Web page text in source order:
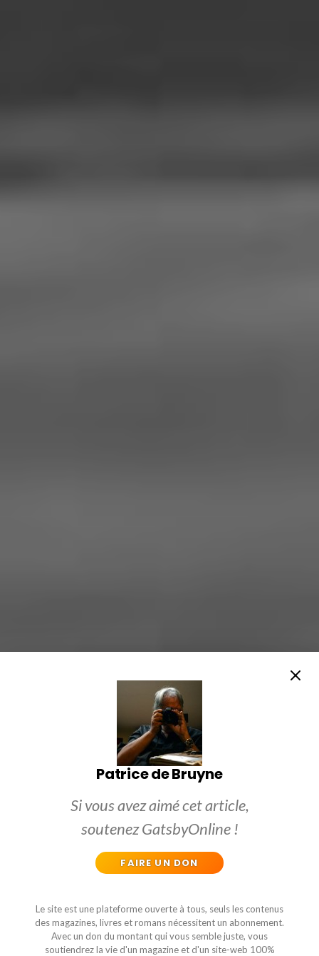
Patrice de Bruyne
Si vous avez aimé cet article,
soutenez GatsbyOnline !
FAIRE UN DON
Le site est une plateforme ouverte à tous, seuls les contenus
des magazines, livres et romans nécessitent un abonnement.
Avec un don du montant qui vous semble juste, vous
soutiendrez la vie d'un magazine et d'un site-web 100%